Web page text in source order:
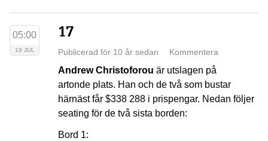
05:00
19 JUL
17
Publicerad för 10 år sedan Kommentera
Andrew Christoforou är utslagen på
artonde plats. Han och de två som bustar
härnäst får $338 288 i prispengar. Nedan följer
seating för de två sista borden:
Bord 1: